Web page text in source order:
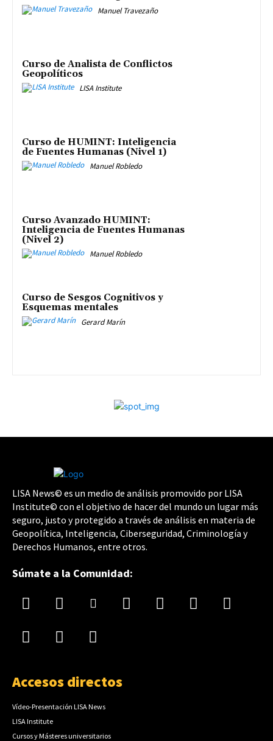
Manuel Travezaño
Curso de Analista de Conflictos
Geopolíticos
LISA Institute
Curso de HUMINT: Inteligencia
de Fuentes Humanas (Nivel 1)
Manuel Robledo
Curso Avanzado HUMINT:
Inteligencia de Fuentes Humanas
(Nivel 2)
Manuel Robledo
Curso de Sesgos Cognitivos y
Esquemas mentales
Gerard Marín
LISA News© es un medio de análisis promovido por LISA
Institute© con el objetivo de hacer del mundo un lugar más
seguro, justo y protegido a través de análisis en materia de
Geopolítica, Inteligencia, Ciberseguridad, Criminología y
Derechos Humanos, entre otros.
Súmate a la Comunidad:
Accesos directos
Vídeo-Presentación LISA News
LISA Institute
Cursos y Másteres universitarios